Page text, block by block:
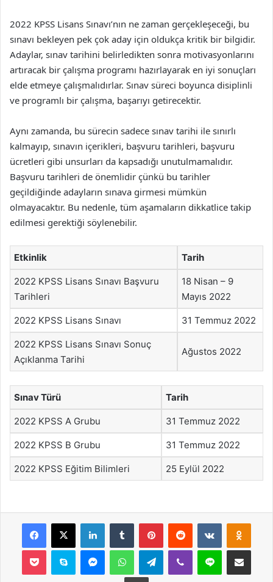
2022 KPSS Lisans Sınavı’nın ne zaman gerçekleşeceği, bu
sınavı bekleyen pek çok aday için oldukça kritik bir bilgidir.
Adaylar, sınav tarihini belirledikten sonra motivasyonlarını
artıracak bir çalışma programı hazırlayarak en iyi sonuçları
elde etmeye çalışmalıdırlar. Sınav süreci boyunca disiplinli
ve programlı bir çalışma, başarıyı getirecektir.
Aynı zamanda, bu sürecin sadece sınav tarihi ile sınırlı
kalmayıp, sınavın içerikleri, başvuru tarihleri, başvuru
ücretleri gibi unsurları da kapsadığı unutulmamalıdır.
Başvuru tarihleri de önemlidir çünkü bu tarihler
geçildiğinde adayların sınava girmesi mümkün
olmayacaktır. Bu nedenle, tüm aşamaların dikkatlice takip
edilmesi gerektiği söylenebilir.
Etkinlik Tarih
2022 KPSS Lisans Sınavı Başvuru
Tarihleri
18 Nisan – 9
Mayıs 2022
2022 KPSS Lisans Sınavı 31 Temmuz 2022
2022 KPSS Lisans Sınavı Sonuç
Açıklanma Tarihi
Ağustos 2022
Sınav Türü Tarih
2022 KPSS A Grubu 31 Temmuz 2022
2022 KPSS B Grubu 31 Temmuz 2022
2022 KPSS Eğitim Bilimleri 25 Eylül 2022
Facebook
X LinkedInTumblr PinterestReddit VKontakte
Pocket Skype MessengerWhatsAppTelegramViber Line E-Posta ile
Yazdır